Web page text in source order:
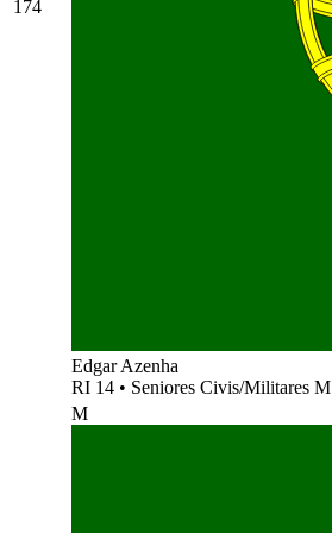
174
Edgar Azenha
RI 14 • Seniores Civis/Militares M
M